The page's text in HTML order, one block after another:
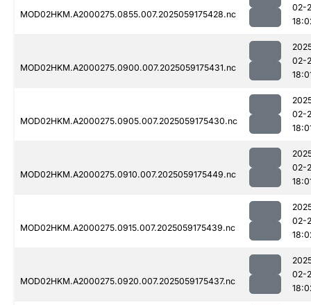
MOD02HKM.A2000275.0855.007.2025059175428.nc
02-
MOD02HKM.A2000275.0900.007.2025059175431.nc
02-
MOD02HKM.A2000275.0905.007.2025059175430.nc
02-
MOD02HKM.A2000275.0910.007.2025059175449.nc
02-
MOD02HKM.A2000275.0915.007.2025059175439.nc
02-
MOD02HKM.A2000275.0920.007.2025059175437.nc
02-